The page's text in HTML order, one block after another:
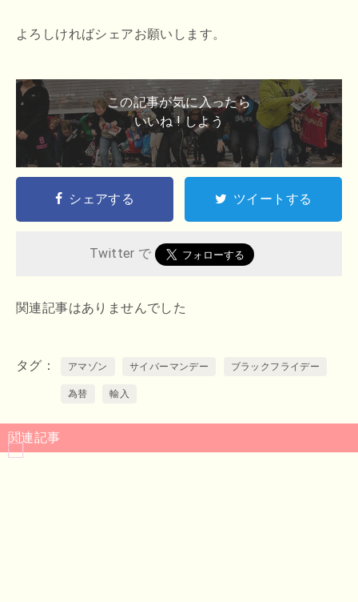
よろしければシェアお願いします。
この記事が気に入ったら
いいね ! しよう
シェアする ツイートする
Twitter で
関連記事はありませんでした
タグ アマゾン サイバーマンデー ブラックフライデー
為替 輸入
関連記事